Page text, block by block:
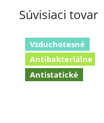
Súvisiaci tovar
Vzduchotesné
Antibakteriálne
Antistatické